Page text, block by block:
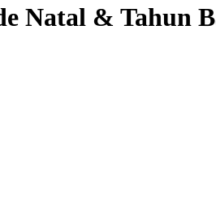
Natal & Tahun